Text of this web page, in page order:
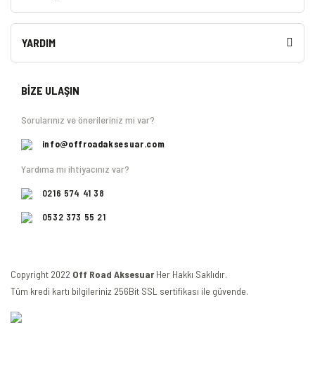
YARDIM
BİZE ULAŞIN
Sorularınız ve önerileriniz mi var?
info@offroadaksesuar.com
Yardıma mı ihtiyacınız var?
0216 574 41 38
0532 373 55 21
Copyright 2022 Off Road Aksesuar Her Hakkı Saklıdır.
Tüm kredi kartı bilgileriniz 256Bit SSL sertifikası ile güvende.